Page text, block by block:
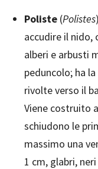
Poliste (Polistes
accudire il nido,
alberi e arbusti
peduncolo; ha
rivolte verso il
Viene costruito
schiudono le
massimo una
1 cm, glabri,